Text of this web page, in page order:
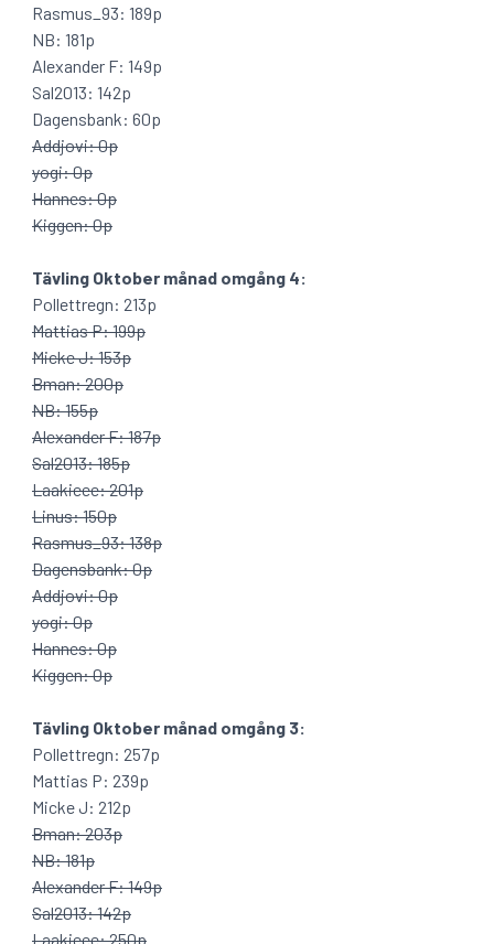
Rasmus_93: 189p
NB: 181p
Alexander F: 149p
Sal2013: 142p
Dagensbank: 60p
Addjovi: 0p
yogi: 0p
Hannes: 0p
Kiggen: 0p
Tävling Oktober månad omgång 4:
Pollettregn: 213p
Mattias P: 199p
Micke J: 153p
Bman: 200p
NB: 155p
Alexander F: 187p
Sal2013: 185p
Laakieee: 201p
Linus: 150p
Rasmus_93: 138p
Dagensbank: 0p
Addjovi: 0p
yogi: 0p
Hannes: 0p
Kiggen: 0p
Tävling Oktober månad omgång 3:
Pollettregn: 257p
Mattias P: 239p
Micke J: 212p
Bman: 203p
NB: 181p
Alexander F: 149p
Sal2013: 142p
Laakieee: 250p